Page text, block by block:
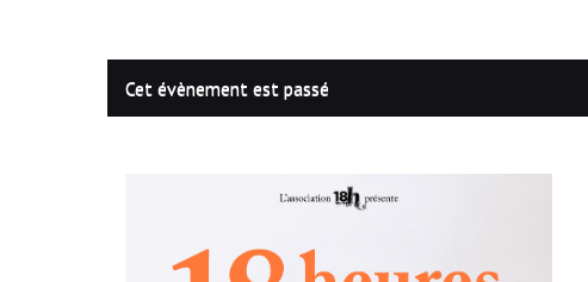
Cet évènement est passé